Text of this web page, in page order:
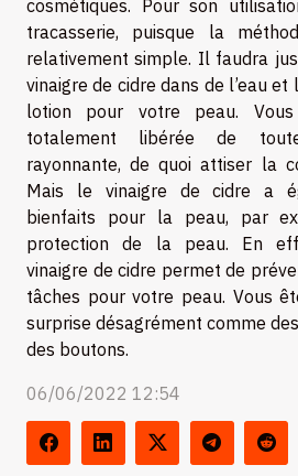
cosmétiques. Pour son
tracasserie, puisque la
relativement simple. Il faudra
vinaigre de cidre dans de l’eau et
lotion pour votre peau.
totalement libérée de
rayonnante, de quoi attiser la
Mais le vinaigre de cidre a
bienfaits pour la peau, par
protection de la peau. En
vinaigre de cidre permet de
tâches pour votre peau. Vous
surprise désagrément comme
des boutons.
06/06/2022 12:54